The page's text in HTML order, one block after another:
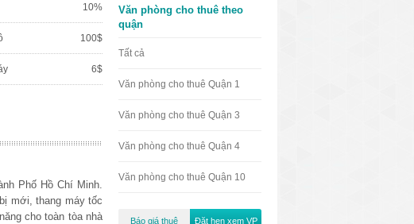
10%
100$
6$
Phố Hồ Chí Minh.
mới, thang máy tốc
cho toàn tòa nhà
Văn phòng cho thuê theo
quận
Tất cả
Văn phòng cho thuê Quận 1
Văn phòng cho thuê Quận 3
Văn phòng cho thuê Quận 4
Văn phòng cho thuê Quận 10
Báo giá thuê Đặt hẹn xem VP